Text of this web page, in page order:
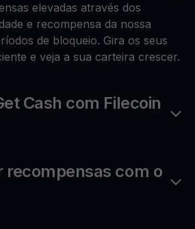
elevadas através dos
e recompensa da nossa
de bloqueio. Gira os seus
e veja a sua carteira crescer.
Cash com Filecoin
recompensas com o